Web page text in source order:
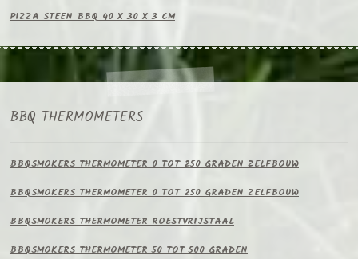
PIZZA STEEN BBQ 40 X 30 X 3 CM
BBQ THERMOMETERS
BBQSMOKERS THERMOMETER 0 TOT 250 GRADEN ZELFBOUW
BBQSMOKERS THERMOMETER 0 TOT 250 GRADEN ZELFBOUW
BBQSMOKERS THERMOMETER ROESTVRIJSTAAL
BBQSMOKERS THERMOMETER 50 TOT 500 GRADEN